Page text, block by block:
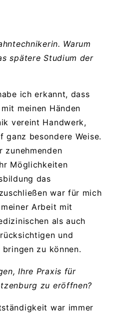
Warum
spätere Studium der
ich erkannt, dass
meinen Händen
vereint Handwerk,
ganz besondere Weise.
zunehmenden
Möglichkeiten
das
war für mich
Arbeit mit
als auch
und
zu können.
Ihre Praxis für
zu eröffnen?
war immer